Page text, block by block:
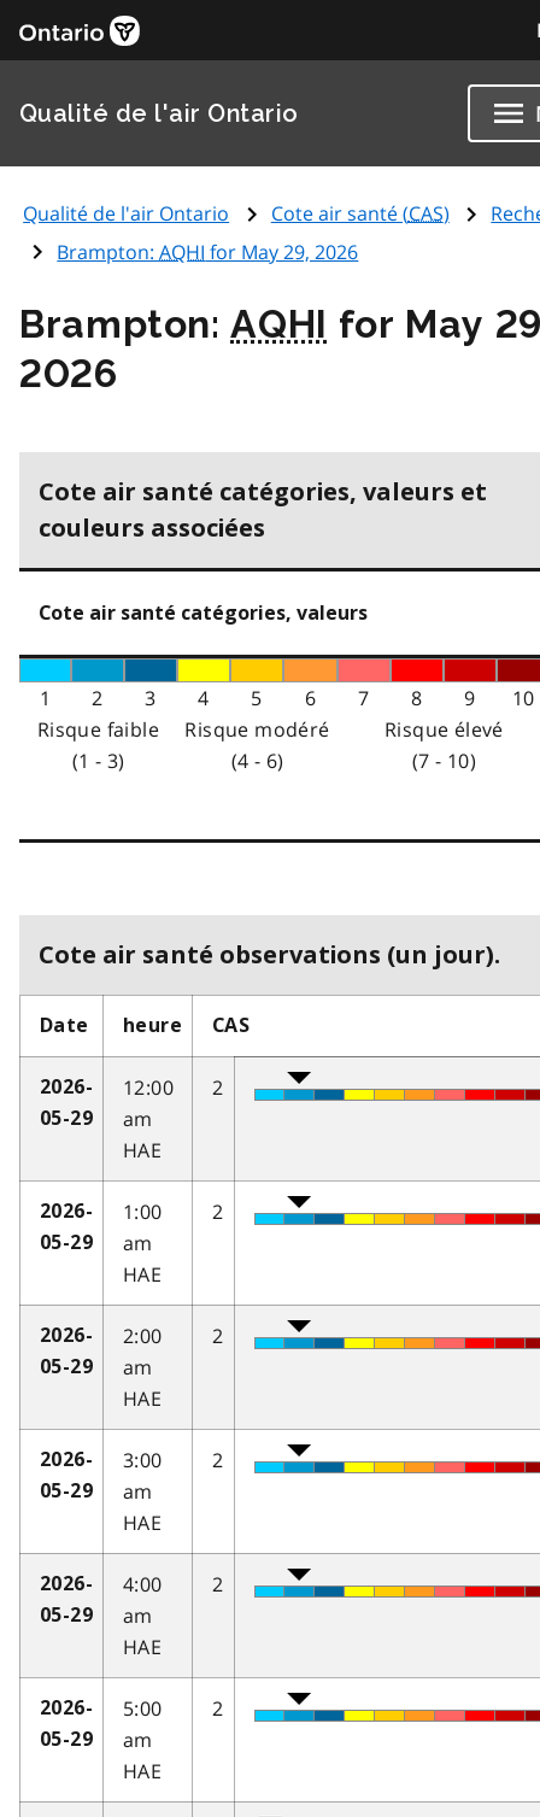
Qualité de l'air Ontario
Qualité de l'air Ontario Cote air santé (CAS)
Brampton:AQHI for May 29, 2026
Brampton:AQHI for May
2026
Cote air santé catégories, valeurs et
couleurs associées
Cote air santé catégories, valeurs
1 2 3 4 5 6 7 8 9
10
Risque faible
(1 - 3)
Risque modéré
(4 - 6)
Risque élevé
(7 - 10)
Cote air santé observations (un jour).
Date heure CAS
2026-
05-29
12:00
am
HAE
2
2026-
05-29
1:00
am
HAE
2
2026-
05-29
2:00
am
HAE
2
2026-
05-29
3:00
am
HAE
2
2026-
05-29
4:00
am
HAE
2
2026-
05-29
5:00
am
HAE
2